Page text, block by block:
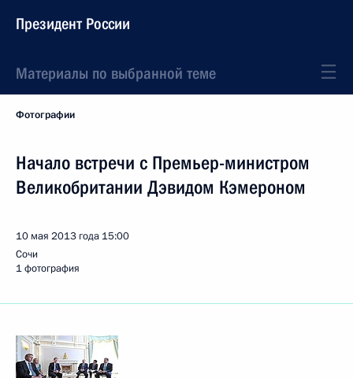
Президент России
Материалы по выбранной теме
Фотографии
Начало встречи с Премьер-министром
Великобритании Дэвидом Кэмероном
10 мая 2013 года 15:00
Сочи
1 фотография